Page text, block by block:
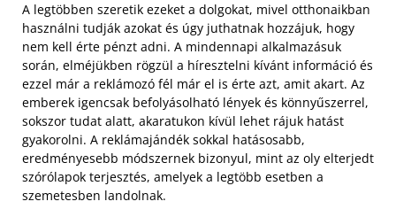
A legtöbben szeretik ezeket a dolgokat, mivel otthonaikban
használni tudják azokat és úgy juthatnak hozzájuk, hogy
nem kell érte pénzt adni. A mindennapi alkalmazásuk
során, elméjükben rögzül a híresztelni kívánt információ és
ezzel már a reklámozó fél már el is érte azt, amit akart. Az
emberek igencsak befolyásolható lények és könnyűszerrel,
sokszor tudat alatt, akaratukon kívül lehet rájuk hatást
gyakorolni. A reklámajándék sokkal hatásosabb,
eredményesebb módszernek bizonyul, mint az oly elterjedt
szórólapok terjesztés, amelyek a legtöbb esetben a
szemetesben landolnak.